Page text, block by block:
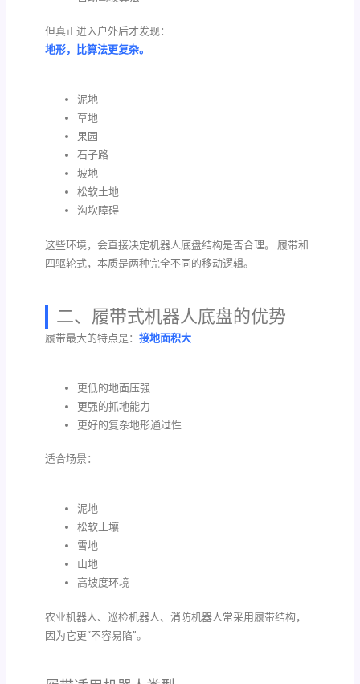
但真正进入户外后才发现：
地形，比算法更复杂。
泥地
草地
果园
石子路
坡地
松软土地
沟坎障碍
这些环境，会直接决定机器人底盘结构是否合理。 履带和
四驱轮式，本质是两种完全不同的移动逻辑。
二、履带式机器人底盘的优势
履带最大的特点是：接地面积大
更低的地面压强
更强的抓地能力
更好的复杂地形通过性
适合场景：
泥地
松软土壤
雪地
山地
高坡度环境
农业机器人、巡检机器人、消防机器人常采用履带结构，
因为它更“不容易陷”。